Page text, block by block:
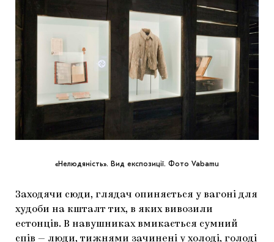
«Нелюдяність». Вид експозиції. Фото Vabamu
Заходячи сюди, глядач опиняється у вагоні для
худоби на кшталт тих, в яких вивозили
естонців. В навушниках вмикається сумний
спів — люди, тижнями зачинені у холоді, голоді